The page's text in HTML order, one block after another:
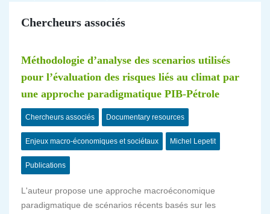
Chercheurs associés
Méthodologie d’analyse des scenarios utilisés
pour l’évaluation des risques liés au climat par
une approche paradigmatique PIB-Pétrole
Chercheurs associés Documentary resources
Enjeux macro-économiques et sociétaux Michel Lepetit
Publications
L'auteur propose une approche macroéconomique
paradigmatique de scénarios récents basés sur les